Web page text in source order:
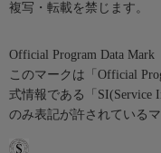
複写・転載を禁じます。
Official Program Data Mark
このマークは「Official
式情報である「SI(Service
のみ表記が許されているマ